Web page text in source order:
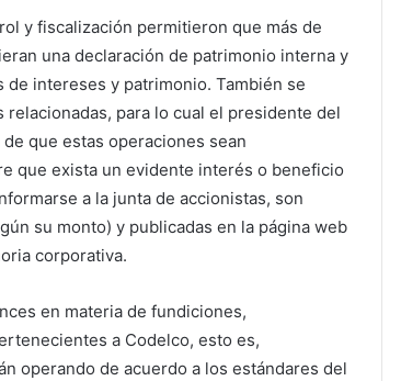
y fiscalización permitieron que más de
una declaración de patrimonio interna y
intereses y patrimonio. También se
para lo cual el presidente del
que estas operaciones sean
que exista un evidente interés o beneficio
a la junta de accionistas, son
su monto) y publicadas en la página web
corporativa.
en materia de fundiciones,
a Codelco, esto es,
operando de acuerdo a los estándares del